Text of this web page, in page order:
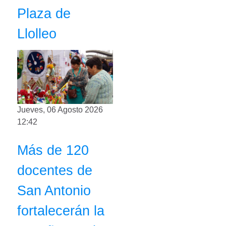
Plaza de
Llolleo
Jueves, 06 Agosto 2026
12:42
Más de 120
docentes de
San Antonio
fortalecerán la